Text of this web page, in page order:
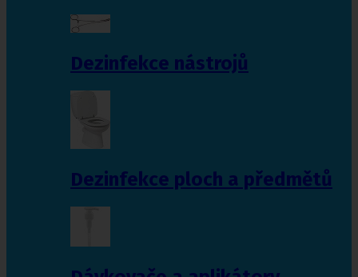
Dezinfekce nástrojů
Dezinfekce ploch a předmětů